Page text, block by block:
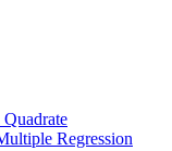
Regression